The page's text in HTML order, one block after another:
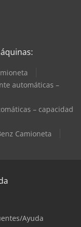
automáticas –
– capacidad
Camioneta
Ayuda